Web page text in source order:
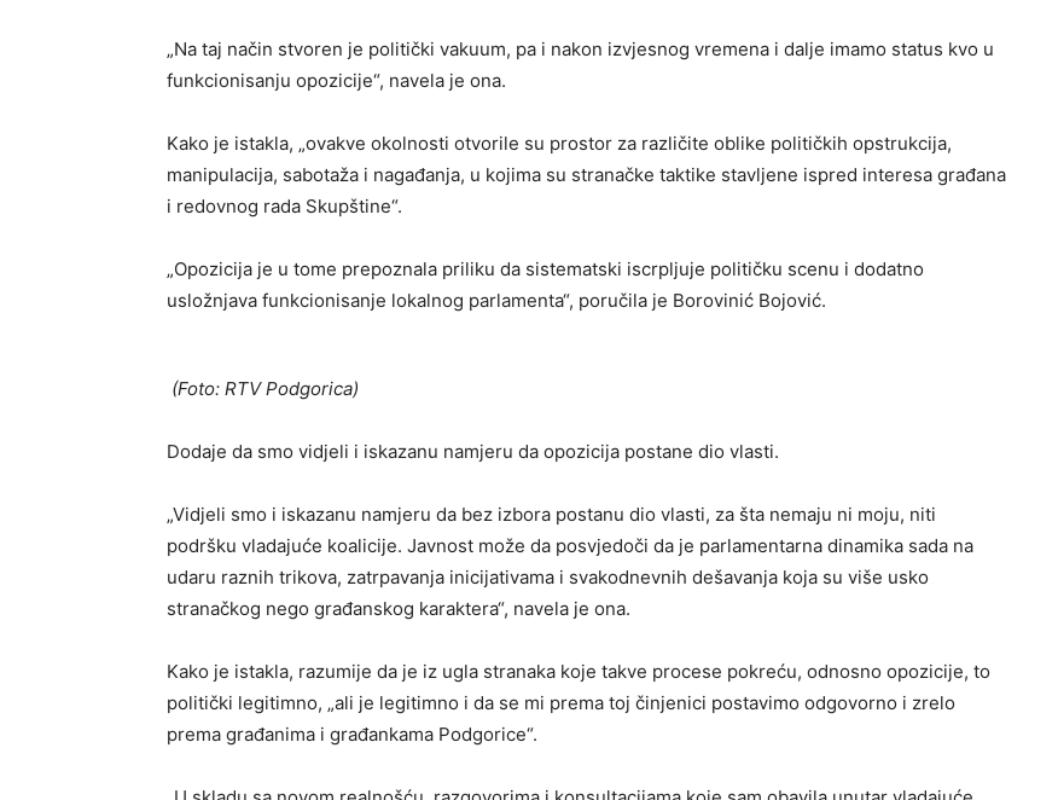
„Na taj način stvoren je politički vakuum, pa i nakon izvjesnog vremena i dalje imamo status kvo u
funkcionisanju opozicije“, navela je ona.
Kako je istakla, „ovakve okolnosti otvorile su prostor za različite oblike političkih opstrukcija,
manipulacija, sabotaža i nagađanja, u kojima su stranačke taktike stavljene ispred interesa građana
i redovnog rada Skupštine“.
„Opozicija je u tome prepoznala priliku da sistematski iscrpljuje političku scenu i dodatno
usložnjava funkcionisanje lokalnog parlamenta“, poručila je Borovinić Bojović.
(Foto: RTV Podgorica)
Dodaje da smo vidjeli i iskazanu namjeru da opozicija postane dio vlasti.
„Vidjeli smo i iskazanu namjeru da bez izbora postanu dio vlasti, za šta nemaju ni moju, niti
podršku vladajuće koalicije. Javnost može da posvjedoči da je parlamentarna dinamika sada na
udaru raznih trikova, zatrpavanja inicijativama i svakodnevnih dešavanja koja su više usko
stranačkog nego građanskog karaktera“, navela je ona.
Kako je istakla, razumije da je iz ugla stranaka koje takve procese pokreću, odnosno opozicije, to
politički legitimno, „ali je legitimno i da se mi prema toj činjenici postavimo odgovorno i zrelo
prema građanima i građankama Podgorice“.